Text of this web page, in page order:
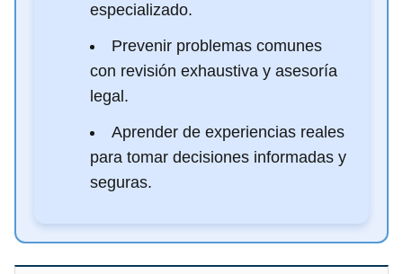
especializado.
Prevenir problemas comunes
con revisión exhaustiva y asesoría
legal.
Aprender de experiencias reales
para tomar decisiones informadas y
seguras.